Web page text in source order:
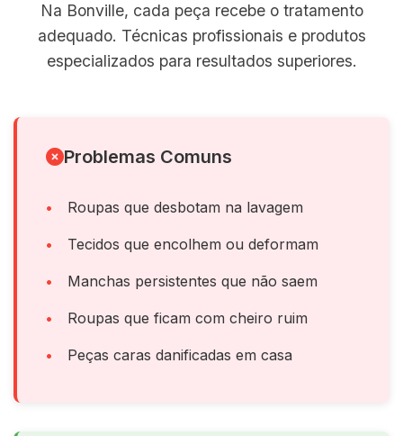
Na Bonville, cada peça recebe o tratamento
adequado. Técnicas profissionais e produtos
especializados para resultados superiores.
Problemas Comuns
Roupas que desbotam na lavagem
Tecidos que encolhem ou deformam
Manchas persistentes que não saem
Roupas que ficam com cheiro ruim
Peças caras danificadas em casa